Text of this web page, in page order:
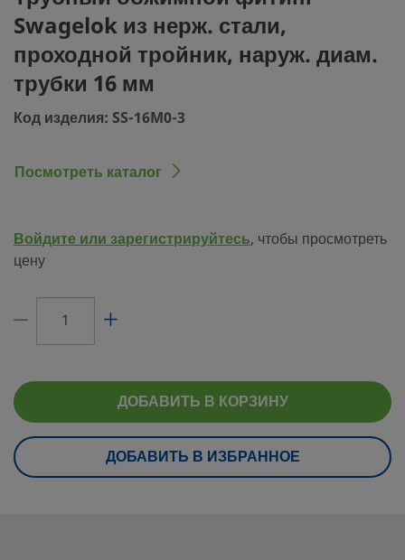
Размер соединения
1
16 мм
Тип соединения 1
Размер соединения
16 мм
Тип соединения 2
Трубный обжимной фитинг Swagelok®
3
Тип соединения 3
расхода
37020506
eClass (6.0)
37020506
eClass (6.1)
Swagelok из нерж. стали,
проходной тройник, наруж. диам.
трубки 16 мм
Код изделия: SS-16M0-3
Посмотреть каталог
Войдите или зарегистрируйтесь, чтобы просмотреть
цену
ДОБАВИТЬ В КОРЗИНУ
ДОБАВИТЬ В ИЗБРАННОЕ